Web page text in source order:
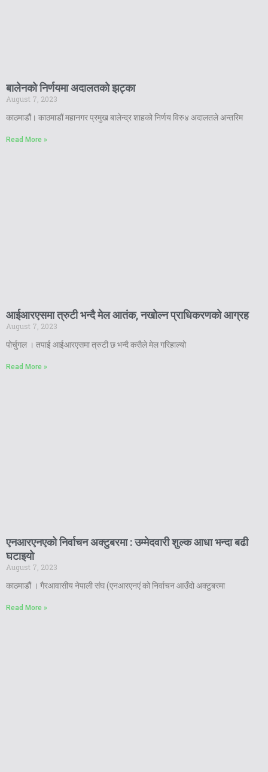
बालेनको निर्णयमा अदालतको झट्का
August 7, 2023
काठमाडौं। काठमाडौं महानगर प्रमुख बालेन्द्र शाहको निर्णय विरु४ अदालतले अन्तरिम
Read More »
आईआरएसमा त्रुटी भन्दै मेल आतंक, नखोल्न प्राधिकरणको आग्रह
August 7, 2023
पोर्चुगल । तपाई आईआरएसमा त्रुटी छ भन्दै कसैले मेल गरिहाल्यो
Read More »
एनआरएनएको निर्वाचन अक्टुबरमा : उम्मेदवारी शुल्क आधा भन्दा बढी
घटाइयो
August 7, 2023
काठमाडौं । गैरआवासीय नेपाली संघ (एनआरएनएं को निर्वाचन आउँदो अक्टुबरमा
Read More »